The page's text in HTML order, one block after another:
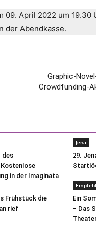
09. April 2022 um 19.30
der Abendkasse.
Graphic-
Crowdfunding-
des
in der Imaginata
Jena
29.
Frühstück die
rief
Ein
– Das